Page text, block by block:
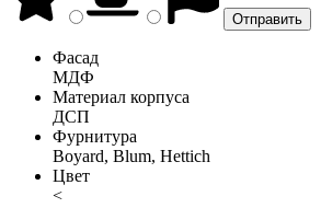
Фасад
МДФ
Материал корпуса
ДСП
Фурнитура
Boyard, Blum, Hettich
Цвет
<